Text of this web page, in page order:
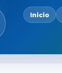
Inicio